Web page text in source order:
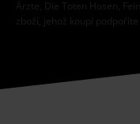
Ärzte, Die Toten Hosen,
zboží, jehož koupí podpoříte